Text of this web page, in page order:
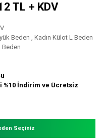
TL + KDV
Beden ,Kadın Külot L Beden
Beden
%10 İndirim ve Ücretsiz
Seçiniz